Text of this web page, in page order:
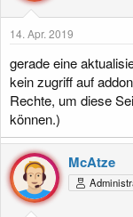
14. Apr. 2019
gerade eine
kein zugriff auf
Rechte, um diese
können.)
McAtze